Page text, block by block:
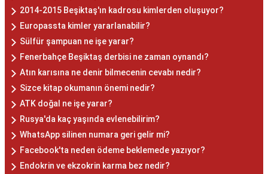
2014-2015 Beşiktaş'ın kadrosu kimlerden oluşuyor?
Europassta kimler yararlanabilir?
Sülfür şampuan ne işe yarar?
Fenerbahçe Beşiktaş derbisi ne zaman oynandı?
Atın karısına ne denir bilmecenin cevabı nedir?
Sizce kitap okumanın önemi nedir?
ATK doğal ne işe yarar?
Rusya'da kaç yaşında evlenebilirim?
WhatsApp silinen numara geri gelir mi?
Facebook'ta neden ödeme beklemede yazıyor?
Endokrin ve ekzokrin karma bez nedir?